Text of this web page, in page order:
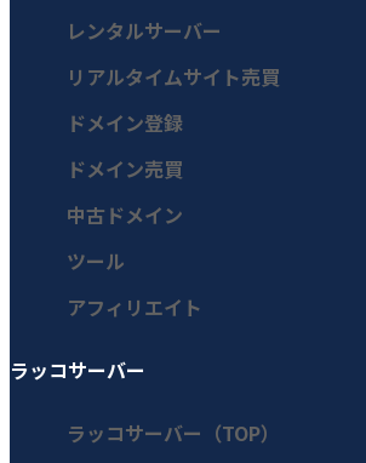
レンタルサーバー
リアルタイムサイト売買
ドメイン登録
ドメイン売買
中古ドメイン
ツール
アフィリエイト
ラッコサーバー
ラッコサーバー（TOP）